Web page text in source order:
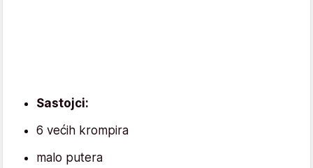
Sastojci:
6 većih krompira
malo putera